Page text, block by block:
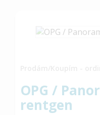
OPG /
rentgen